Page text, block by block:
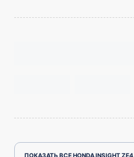
ПОКАЗАТЬ ВСЕ HONDA INSIGHT ZE4